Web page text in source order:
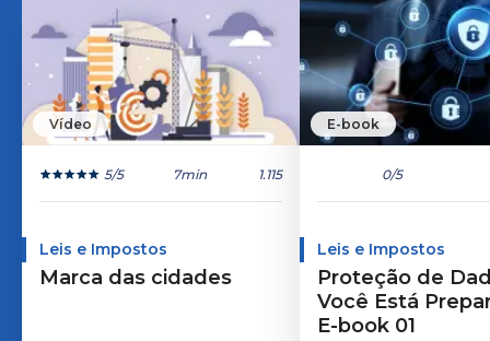
Vídeo
5/5 7min 1.115
Leis e Impostos
Marca das cidades
E-book
0/5
Leis e Impostos
Proteção de
Você Está
E-book 01